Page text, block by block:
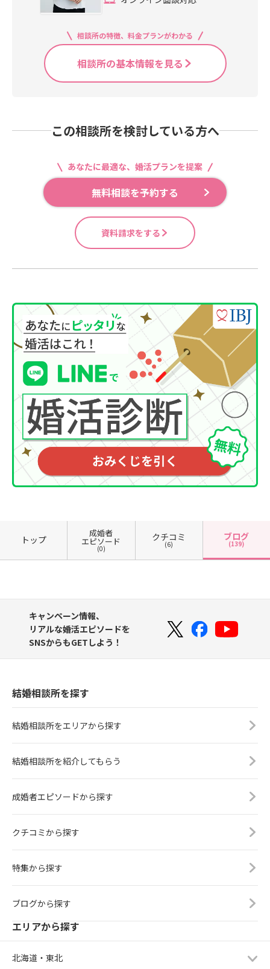
相談所の特徴、料金プランがわかる
相談所の基本情報を見る
この相談所を検討している方へ
あなたに最適な、婚活プランを提案
無料相談を予約する
資料請求をする
トップ
成婚者
エピソード
(0)
クチコミ
(6)
ブログ
(139)
キャンペーン情報、
リアルな婚活エピソードを
SNSからもGETしよう！
結婚相談所を探す
結婚相談所をエリアから探す
結婚相談所を紹介してもらう
成婚者エピソードから探す
クチコミから探す
特集から探す
ブログから探す
エリアから探す
北海道・東北